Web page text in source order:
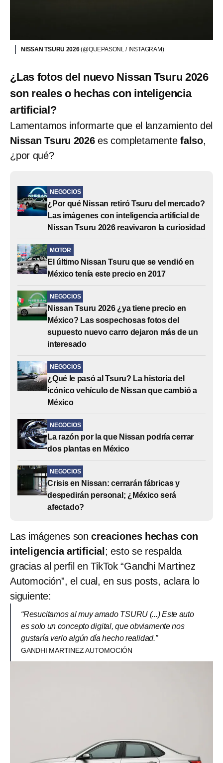
NISSAN TSURU 2026(@QUEPASONL / INSTAGRAM)
¿Las fotos del nuevo Nissan Tsuru 2026
son reales o hechas con inteligencia
artificial?
Lamentamos informarte que el lanzamiento del
Nissan Tsuru 2026es completamentefalso,
¿por qué?
NEGOCIOS
¿Por qué Nissan retiró Tsuru del mercado?
Las imágenes con inteligencia artificial de
Nissan Tsuru 2026 reavivaron la curiosidad
MOTOR
El último Nissan Tsuru que se vendió en
México tenía este precio en 2017
NEGOCIOS
Nissan Tsuru 2026 ¿ya tiene precio en
México? Las sospechosas fotos del
supuesto nuevo carro dejaron más de un
interesado
NEGOCIOS
¿Qué le pasó al Tsuru? La historia del
icónico vehículo de Nissan que cambió a
México
NEGOCIOS
La razón por la que Nissan podría cerrar
dos plantas en México
NEGOCIOS
Crisis en Nissan: cerrarán fábricas y
despedirán personal; ¿México será
afectado?
Las imágenes soncreaciones hechas con
inteligencia artificial ; esto se respalda
gracias al perfil en TikTok “Gandhi Martinez
Automoción”, el cual, en sus posts, aclara lo
siguiente:
“Resucitamos al muy amado TSURU (...) Este auto
es solo un concepto digital, que obviamente nos
gustaría verlo algún día hecho realidad.”
GANDHI MARTINEZ AUTOMOCIÓN